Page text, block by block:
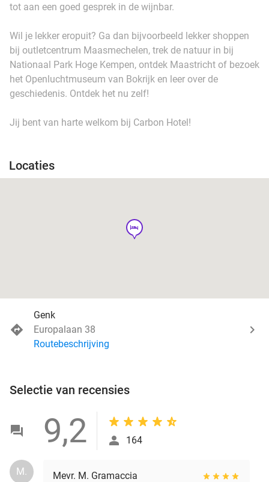
tot aan een goed gesprek in de wijnbar.
Wil je lekker eropuit? Ga dan bijvoorbeeld lekker shoppen
bij outletcentrum Maasmechelen, trek de natuur in bij
Nationaal Park Hoge Kempen, ontdek Maastricht of bezoek
het Openluchtmuseum van Bokrijk en leer over de
geschiedenis. Ontdek het nu zelf!
Jij bent van harte welkom bij Carbon Hotel!
Locaties
hotel
Genk
Europalaan 38
Routebeschrijving
Selectie van recensies
9,2 164
M. Mevr. M. Gramaccia